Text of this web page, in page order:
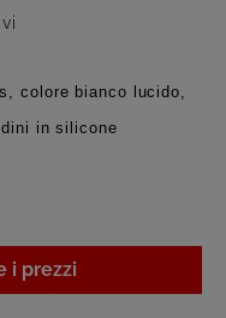
colore bianco lucido,
in silicone
i prezzi